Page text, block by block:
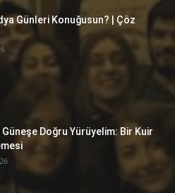
Günleri Konuğusun? | Çöz
Doğru Yürüyelim: Bir Kuir